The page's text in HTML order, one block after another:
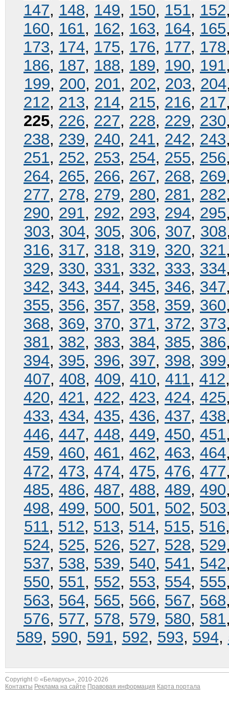
147, 148, 149, 150, 151, 152
160, 161, 162, 163, 164, 165
173, 174, 175, 176, 177, 178
186, 187, 188, 189, 190, 191
199, 200, 201, 202, 203, 204
212, 213, 214, 215, 216, 217
225, 226, 227, 228, 229, 230
238, 239, 240, 241, 242, 243
251, 252, 253, 254, 255, 256
264, 265, 266, 267, 268, 269
277, 278, 279, 280, 281, 282
290, 291, 292, 293, 294, 295
303, 304, 305, 306, 307, 308
316, 317, 318, 319, 320, 321
329, 330, 331, 332, 333, 334
342, 343, 344, 345, 346, 347
355, 356, 357, 358, 359, 360
368, 369, 370, 371, 372, 373
381, 382, 383, 384, 385, 386
394, 395, 396, 397, 398, 399
407, 408, 409, 410, 411, 412
420, 421, 422, 423, 424, 425
433, 434, 435, 436, 437, 438
446, 447, 448, 449, 450, 451
459, 460, 461, 462, 463, 464
472, 473, 474, 475, 476, 477
485, 486, 487, 488, 489, 490
498, 499, 500, 501, 502, 503
511, 512, 513, 514, 515, 516
524, 525, 526, 527, 528, 529
537, 538, 539, 540, 541, 542
550, 551, 552, 553, 554, 555
563, 564, 565, 566, 567, 568
576, 577, 578, 579, 580, 581
589, 590, 591, 592, 593, 594,
Copyright © « Беларусь», 2010-2026
Контакты Реклама на сайте Правовая информация Карта портала